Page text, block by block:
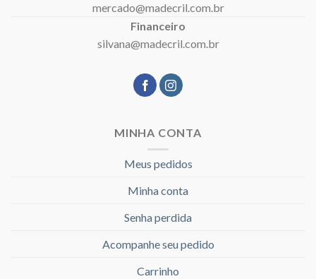
mercado@madecril.com.br
Financeiro
silvana@madecril.com.br
MINHA CONTA
Meus pedidos
Minha conta
Senha perdida
Acompanhe seu pedido
Carrinho